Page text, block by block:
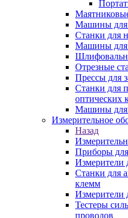
Машины для
Станки для
Машины для
Отрезные
Прессы для
Станки для
оптических
Машины для
Измерительное
Назад
Приборы
Измерители
Станки для
клемм
Измерители
Тестеры
проводов